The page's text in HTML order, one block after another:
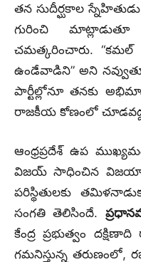
తన సుదీర్ఘకాల
గురించి
చమత్కరించారు.
ఉండేవాడిని” అని
పార్టీల్లోనూ తనకు
రాజకీయ కోణంలో
ఆంధ్రప్రదేశ్ ఉప
విజయ్ సాధించిన
పరిస్థితులకు
సంగతి తెలిసిందే.
కేంద్ర ప్రభుత్వం
గమనిస్తున్న తరుణంలో,